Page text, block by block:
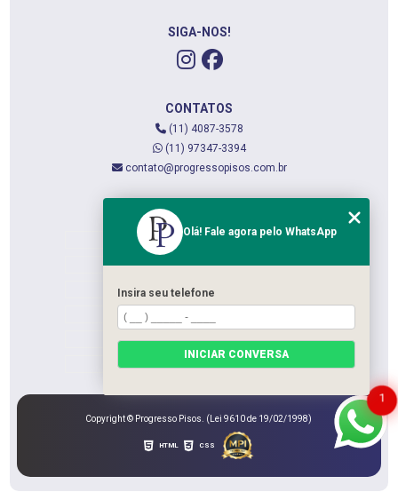
SIGA-NOS!
CONTATOS
(11) 4087-3578
(11) 97347-3394
contato@progressopisos.com.br
QUEM SOMOS
SERVIÇOS
CATEGORIAS
Copyright © Progresso Pisos. (Lei 9610 de 19/02/1998)
HTML CSS
1
Olá! Fale agora pelo WhatsApp
Insira seu telefone
INICIAR CONVERSA